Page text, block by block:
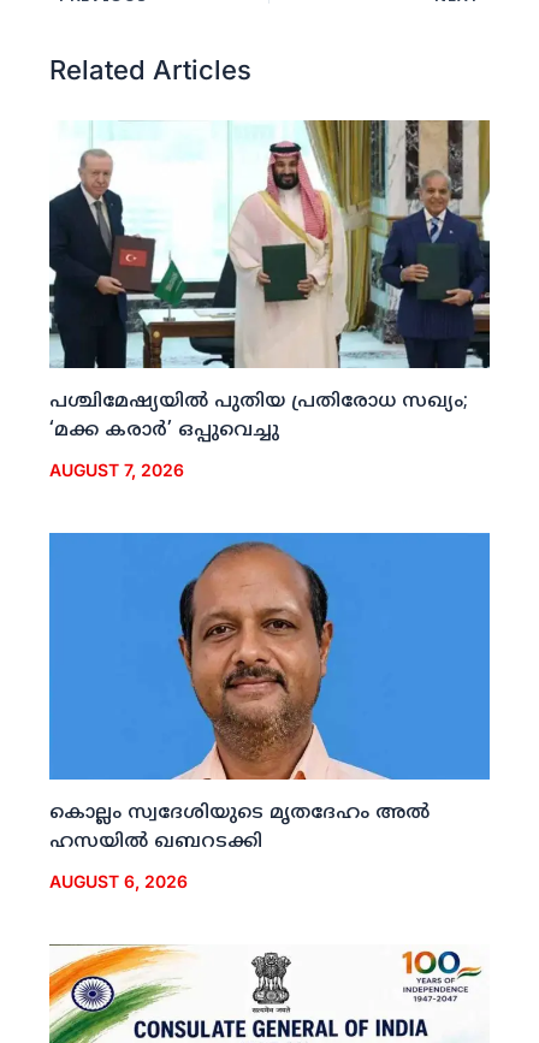
Related Articles
പശ്ചിമേഷ്യയില്‍ പുതിയ പ്രതിരോധ സഖ്യം;
‘മക്ക കരാര്‍’ ഒപ്പുവെച്ചു
AUGUST 7, 2026
കൊല്ലം സ്വദേശിയുടെ മൃതദേഹം അല്‍
ഹസയില്‍ ഖബറടക്കി
AUGUST 6, 2026